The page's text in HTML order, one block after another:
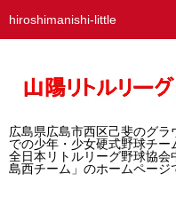
hiroshimanishi-little
広島県広島市西区己斐のグラ
での少年・少女硬式野球チー
全日本リトルリーグ野球協
島西チーム」のホームページ
広島西チームとは
選手募集／体験・見学